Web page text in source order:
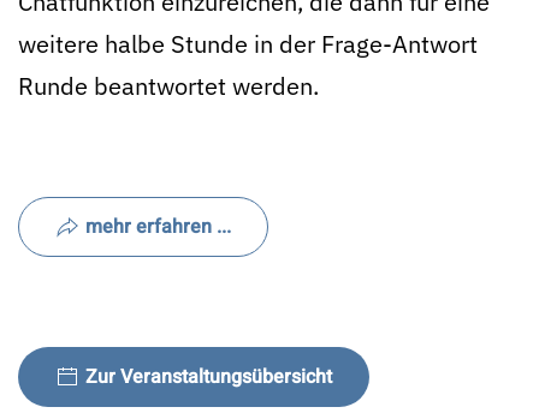
weitere halbe Stunde in der Frage-Antwort
Runde beantwortet werden.
mehr erfahren ...
Zur Veranstaltungsübersicht